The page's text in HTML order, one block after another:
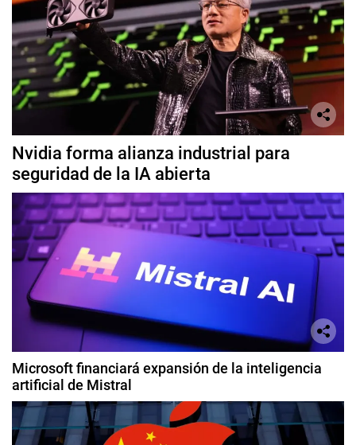
Nvidia forma alianza industrial para
seguridad de la IA abierta
Microsoft financiará expansión de la inteligencia
artificial de Mistral